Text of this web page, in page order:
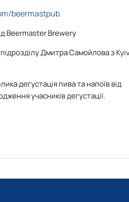
beermastpub
Beermaster Brewery
Дмитра Самойлова з
дегустація пива та напоїв від
учасників дегустації.